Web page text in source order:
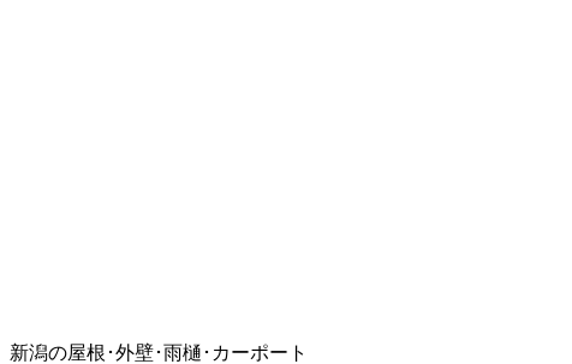
新潟の屋根･外壁･雨樋･カーポート